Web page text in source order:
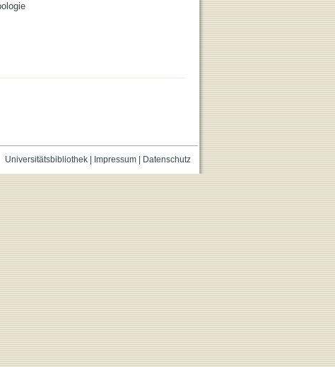
Universitätsbibliothek| Impressum| Datenschutz